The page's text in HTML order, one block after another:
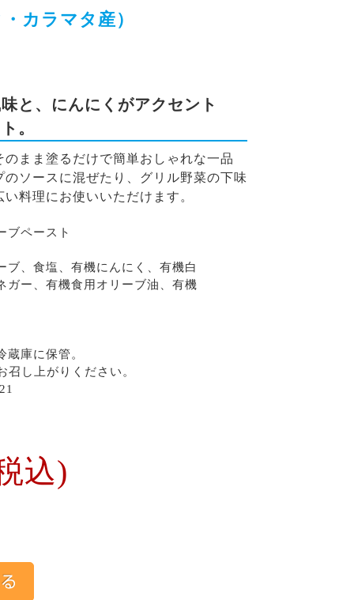
カラマタ産）
と、にんにくがアクセント
。
まま塗るだけで簡単おしゃれな一品
ソースに混ぜたり、グリル野菜の下味
料理にお使いいただけます。
ブペースト
ブ、食塩、有機にんにく、有機白
ガー、有機食用オリーブ油、有機
蔵庫に保管。
召し上がりください。
込)